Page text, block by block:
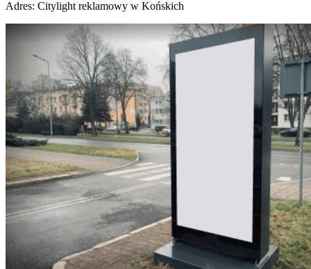
Adres: Citylight reklamowy w Końskich